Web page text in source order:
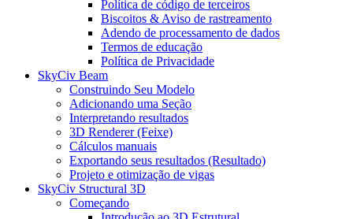
Política de código de terceiros
Biscoitos & Aviso de rastreamento
Adendo de processamento de dados
Termos de educação
Política de Privacidade
SkyCiv Beam
Construindo Seu Modelo
Adicionando uma Seção
Interpretando resultados
3D Renderer (Feixe)
Cálculos manuais
Exportando seus resultados (Resultado)
Projeto e otimização de vigas
SkyCiv Structural 3D
Começando